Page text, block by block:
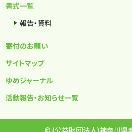
書式一覧
報告・資料
寄付のお願い
サイトマップ
ゆめジャーナル
活動報告・お知らせ一覧